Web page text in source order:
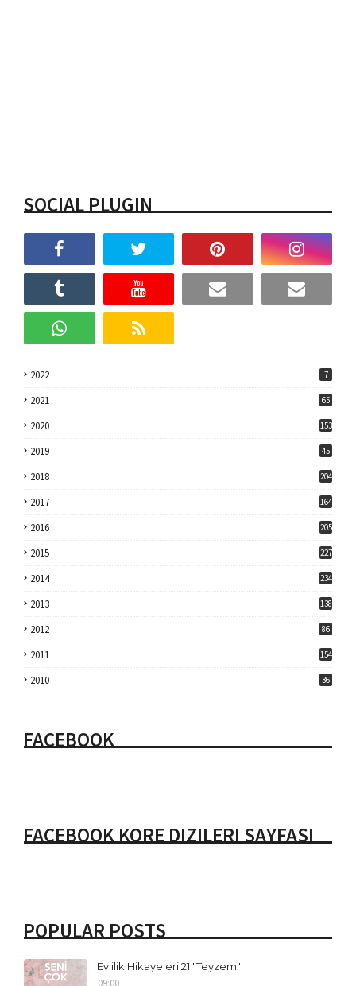
SOCIAL PLUGIN
2022 7
2021 65
2020 153
2019 45
2018 204
2017 164
2016 205
2015 227
2014 234
2013 138
2012 86
2011 154
2010 36
FACEBOOK
FACEBOOK KORE DIZILERI SAYFASI
POPULAR POSTS
Evlilik Hikayeleri 21 "Teyzem"
09:00